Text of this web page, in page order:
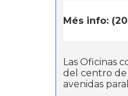
Més info:
Las Oficinas
del centro de
avenidas